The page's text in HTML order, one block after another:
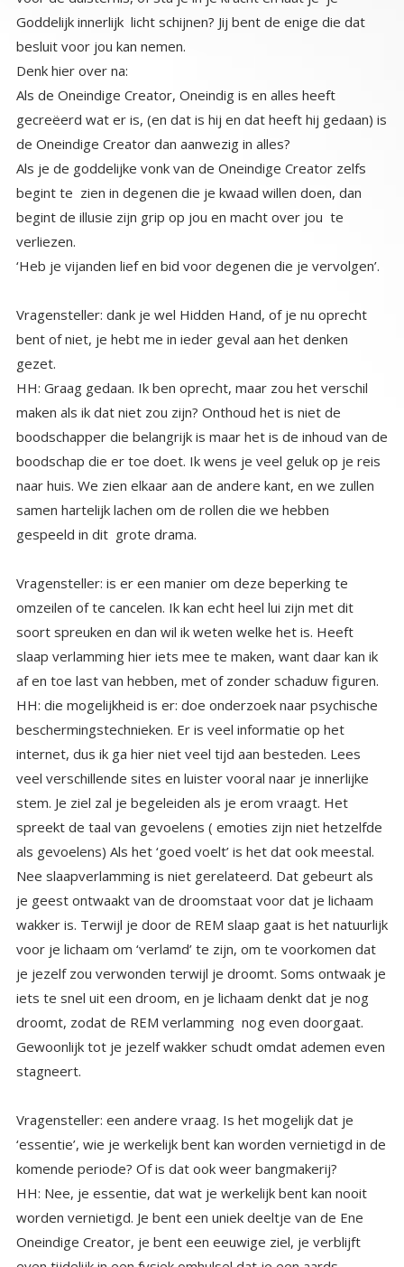
besluit voor jou kan nemen.
Denk hier over na:
Als de Oneindige Creator, Oneindig is en alles heeft
gecreëerd wat er is, (en dat is hij en dat heeft hij gedaan) is
de Oneindige Creator dan aanwezig in alles?
Als je de goddelijke vonk van de Oneindige Creator zelfs
begint te zien in degenen die je kwaad willen doen, dan
begint de illusie zijn grip op jou en macht over jou te
verliezen.
‘Heb je vijanden lief en bid voor degenen die je vervolgen’.
Vragensteller: dank je wel Hidden Hand, of je nu oprecht
bent of niet, je hebt me in ieder geval aan het denken
gezet.
HH: Graag gedaan. Ik ben oprecht, maar zou het verschil
maken als ik dat niet zou zijn? Onthoud het is niet de
boodschapper die belangrijk is maar het is de inhoud van de
boodschap die er toe doet. Ik wens je veel geluk op je reis
naar huis. We zien elkaar aan de andere kant, en we zullen
samen hartelijk lachen om de rollen die we hebben
gespeeld in dit grote drama.
Vragensteller: is er een manier om deze beperking te
omzeilen of te cancelen. Ik kan echt heel lui zijn met dit
soort spreuken en dan wil ik weten welke het is. Heeft
slaap verlamming hier iets mee te maken, want daar kan ik
af en toe last van hebben, met of zonder schaduw figuren.
HH: die mogelijkheid is er: doe onderzoek naar psychische
beschermingstechnieken. Er is veel informatie op het
internet, dus ik ga hier niet veel tijd aan besteden. Lees
veel verschillende sites en luister vooral naar je innerlijke
stem. Je ziel zal je begeleiden als je erom vraagt. Het
spreekt de taal van gevoelens ( emoties zijn niet hetzelfde
als gevoelens) Als het ‘goed voelt’ is het dat ook meestal.
Nee slaapverlamming is niet gerelateerd. Dat gebeurt als
je geest ontwaakt van de droomstaat voor dat je lichaam
wakker is. Terwijl je door de REM slaap gaat is het natuurlijk
voor je lichaam om ‘verlamd’ te zijn, om te voorkomen dat
je jezelf zou verwonden terwijl je droomt. Soms ontwaak je
iets te snel uit een droom, en je lichaam denkt dat je nog
droomt, zodat de REM verlamming nog even doorgaat.
Gewoonlijk tot je jezelf wakker schudt omdat ademen even
stagneert.
Vragensteller: een andere vraag. Is het mogelijk dat je
‘essentie’, wie je werkelijk bent kan worden vernietigd in de
komende periode? Of is dat ook weer bangmakerij?
HH: Nee, je essentie, dat wat je werkelijk bent kan nooit
worden vernietigd. Je bent een uniek deeltje van de Ene
Oneindige Creator, je bent een eeuwige ziel, je verblijft
even tijdelijk in een fysiek omhulsel dat je een aards
kostuum zou kunnen noemen. Je aards kostuum zal
verdwijnen, maar JIJ kunt niet sterven. Niets kan de
Oneindige Creator vernietigen en jij en de Oneindige